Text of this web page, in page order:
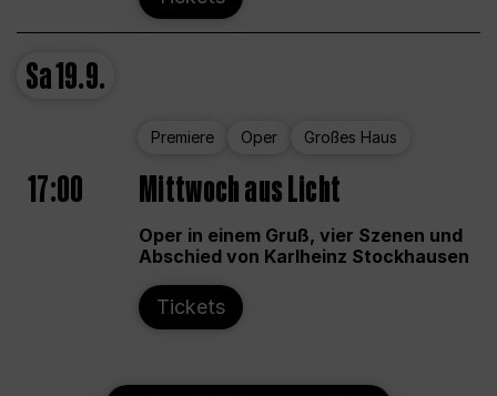
Sa19.9.
Premiere Oper Großes Haus
17:00 Mittwoch aus Licht
Oper in einem Gruß, vier Szenen und
Abschied von Karlheinz Stockhausen
Tickets